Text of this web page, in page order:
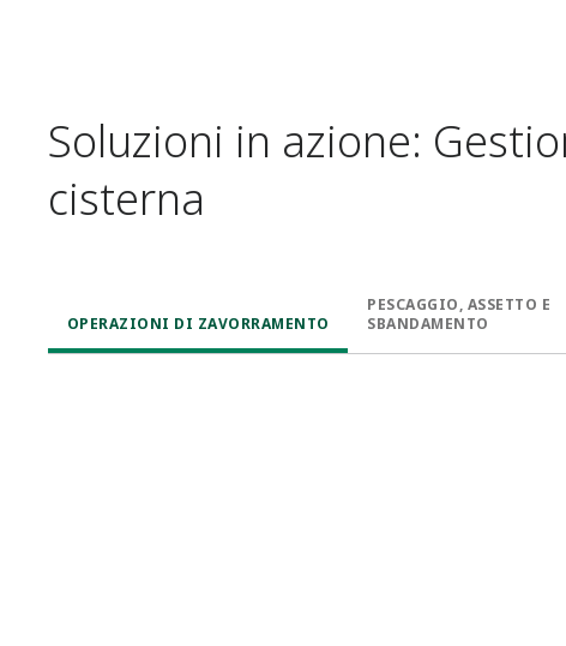
Soluzioni in azione:
cisterna
OPERAZIONI DI ZAVORRAMENTO​
PESCAGGIO, ASSETTO E
SBANDAMENTO​